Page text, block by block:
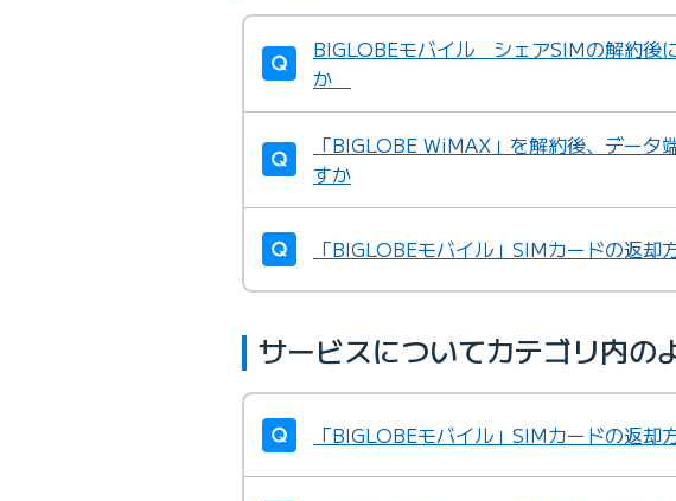
BIGLOBEモバイル シェアSIMの解約後
か
「BIGLOBE WiMAX」を解約後、デー
すか
「BIGLOBEモバイル」SIMカードの返却
サービスについてカテゴリ内の
「BIGLOBEモバイル」SIMカードの返却